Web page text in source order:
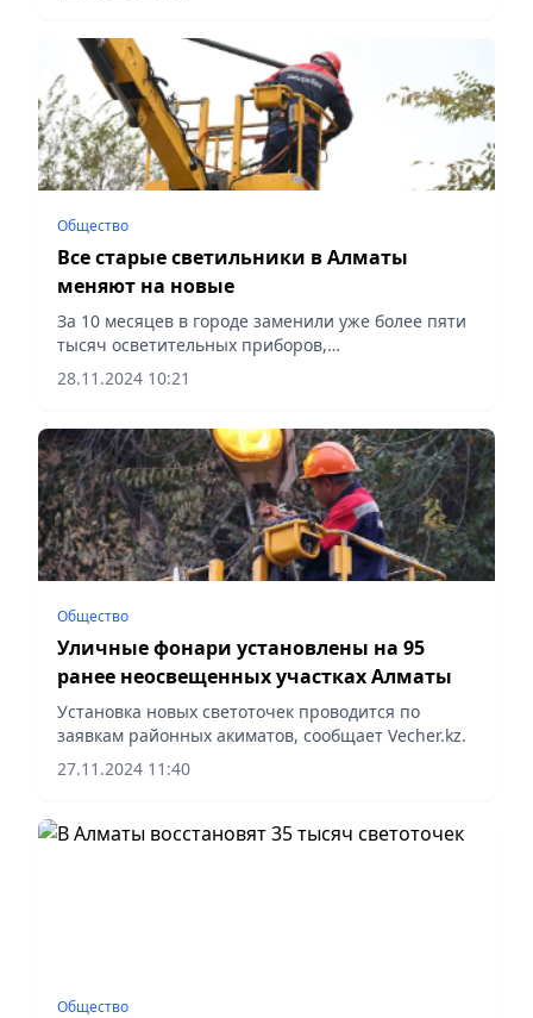
Общество
Все старые светильники в Алматы
меняют на новые
За 10 месяцев в городе заменили уже более пяти
тысяч осветительных приборов,
сообщает Vecher.kz.
28.11.2024 10:21
Общество
Уличные фонари установлены на 95
ранее неосвещенных участках Алматы
Установка новых светоточек проводится по
заявкам районных акиматов, сообщает Vecher.kz.
27.11.2024 11:40
Общество